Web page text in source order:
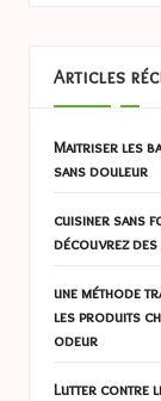
Articles
Maitriser les
sans douleur
cuisiner sans
découvrez des
une méthode
les produits
odeur
Lutter contre